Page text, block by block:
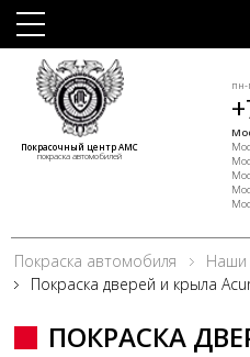
Покрасочный центр АМС
покраска автомобилей
пн-
Покраска автомобиля
Наши
Покраска дверей и крыла
ПОКРАСКА